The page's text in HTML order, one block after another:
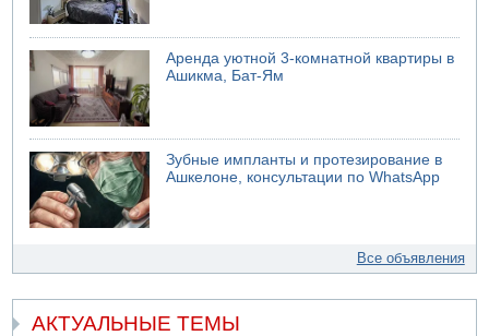
Аренда уютной 3-комнатной квартиры в
Ашикма, Бат-Ям
Зубные импланты и протезирование в
Ашкелоне, консультации по WhatsApp
Все объявления
АКТУАЛЬНЫЕ ТЕМЫ